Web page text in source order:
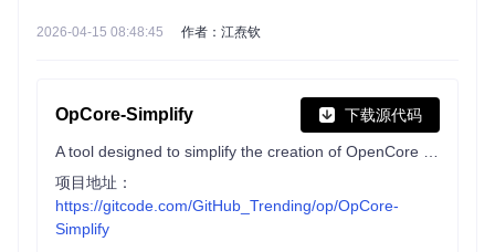
2026-04-15 08:48:45 作者：江焘钦
OpCore-Simplify 下载源代码
项目地址：
https://gitcode.com/GitHub_Trending/op/OpCore-
Simplify